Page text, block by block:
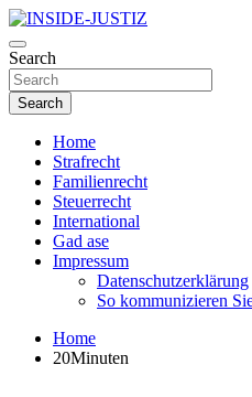
Skip
to
content
INSIDE-
Investigativer Journalismus zur
Search
Search
Home
Strafrecht
Familienrecht
Steuerrecht
International
Gad ase
Impressum
Datenschutzerklärung
So kommunizieren
Home
20Minuten